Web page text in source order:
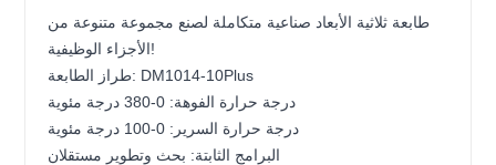
طابعة ثلاثية الأبعاد صناعية متكاملة لصنع مجموعة متنوعة من
الأجزاء الوظيفية!
طراز الطابعة: DM1014-10Plus
درجة حرارة الفوهة: 0-380 درجة مئوية
درجة حرارة السرير: 0-100 درجة مئوية
البرامج الثابتة: بحث وتطوير مستقلان